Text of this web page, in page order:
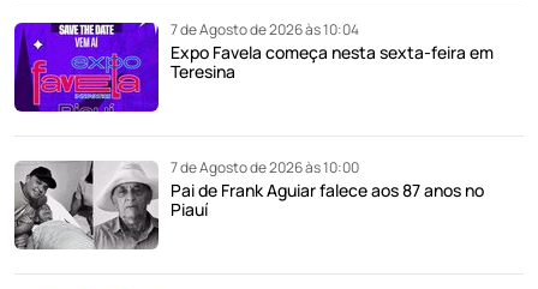
7 de Agosto de 2026 às 10:04
Expo Favela começa nesta sexta-feira em
Teresina
7 de Agosto de 2026 às 10:00
Pai de Frank Aguiar falece aos 87 anos no
Piauí